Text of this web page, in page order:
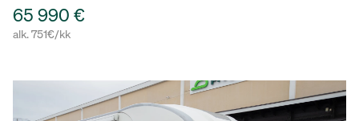
65 990 €
alk. 751€/kk